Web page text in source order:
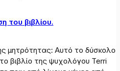
του βιβλίου.
μητρότητας: Αυτό το δύσκολο
βιβλίο της ψυχολόγου Terri